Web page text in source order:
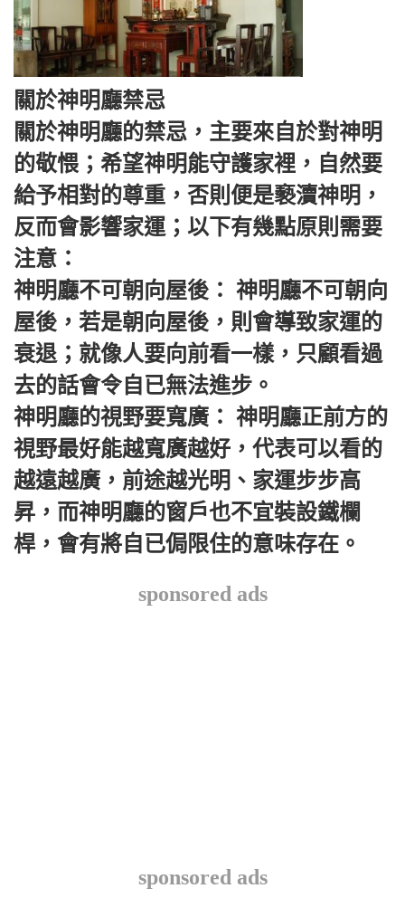
關於神明廳禁忌
關於神明廳的禁忌，主要來自於對神明
的敬愄；希望神明能守護家裡，自然要
給予相對的尊重，否則便是褻瀆神明，
反而會影響家運；以下有幾點原則需要
注意：
神明廳不可朝向屋後： 神明廳不可朝向
屋後，若是朝向屋後，則會導致家運的
衰退；就像人要向前看一樣，只顧看過
去的話會令自已無法進步。
神明廳的視野要寬廣： 神明廳正前方的
視野最好能越寬廣越好，代表可以看的
越遠越廣，前途越光明、家運步步高
昇，而神明廳的窗戶也不宜裝設鐵欄
桿，會有將自已侷限住的意味存在。
sponsored ads
sponsored ads